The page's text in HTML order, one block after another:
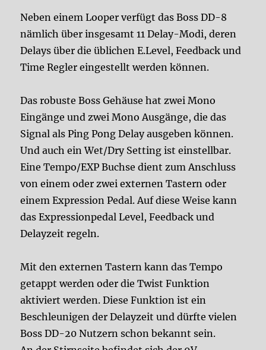
Neben einem Looper verfügt das Boss DD-8
nämlich über insgesamt 11 Delay-Modi, deren
Delays über die üblichen E.Level, Feedback und
Time Regler eingestellt werden können.
Das robuste Boss Gehäuse hat zwei Mono
Eingänge und zwei Mono Ausgänge, die das
Signal als Ping Pong Delay ausgeben können.
Und auch ein Wet/Dry Setting ist einstellbar.
Eine Tempo/EXP Buchse dient zum Anschluss
von einem oder zwei externen Tastern oder
einem Expression Pedal. Auf diese Weise kann
das Expressionpedal Level, Feedback und
Delayzeit regeln.
Mit den externen Tastern kann das Tempo
getappt werden oder die Twist Funktion
aktiviert werden. Diese Funktion ist ein
Beschleunigen der Delayzeit und dürfte vielen
Boss DD-20 Nutzern schon bekannt sein.